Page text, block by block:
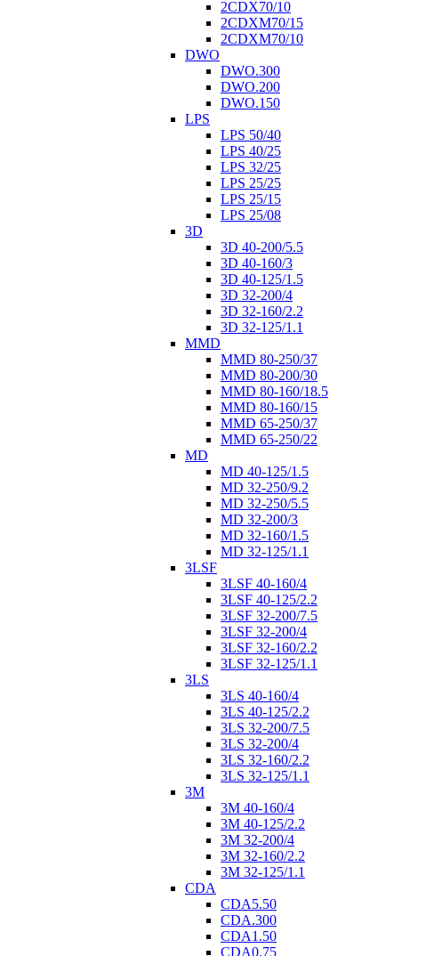
2CDX70/10
2CDXM70/15
2CDXM70/10
DWO
DWO.300
DWO.200
DWO.150
LPS
LPS 50/40
LPS 40/25
LPS 32/25
LPS 25/25
LPS 25/15
LPS 25/08
3D
3D 40-200/5.5
3D 40-160/3
3D 40-125/1.5
3D 32-200/4
3D 32-160/2.2
3D 32-125/1.1
MMD
MMD 80-250/37
MMD 80-200/30
MMD 80-160/18.5
MMD 80-160/15
MMD 65-250/37
MMD 65-250/22
MD
MD 40-125/1.5
MD 32-250/9.2
MD 32-250/5.5
MD 32-200/3
MD 32-160/1.5
MD 32-125/1.1
3LSF
3LSF 40-160/4
3LSF 40-125/2.2
3LSF 32-200/7.5
3LSF 32-200/4
3LSF 32-160/2.2
3LSF 32-125/1.1
3LS
3LS 40-160/4
3LS 40-125/2.2
3LS 32-200/7.5
3LS 32-200/4
3LS 32-160/2.2
3LS 32-125/1.1
3M
3M 40-160/4
3M 40-125/2.2
3M 32-200/4
3M 32-160/2.2
3M 32-125/1.1
CDA
CDA5.50
CDA.300
CDA1.50
CDA0.75